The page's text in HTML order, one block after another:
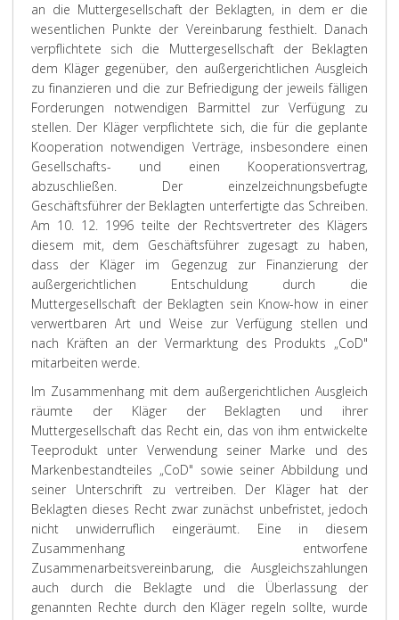
an die Muttergesellschaft der Beklagten, in dem er die
wesentlichen Punkte der Vereinbarung festhielt. Danach
verpflichtete sich die Muttergesellschaft der Beklagten
dem Kläger gegenüber, den außergerichtlichen Ausgleich
zu finanzieren und die zur Befriedigung der jeweils fälligen
Forderungen notwendigen Barmittel zur Verfügung zu
stellen. Der Kläger verpflichtete sich, die für die geplante
Kooperation notwendigen Verträge, insbesondere einen
Gesellschafts- und einen Kooperationsvertrag,
abzuschließen. Der einzelzeichnungsbefugte
Geschäftsführer der Beklagten unterfertigte das Schreiben.
Am 10. 12. 1996 teilte der Rechtsvertreter des Klägers
diesem mit, dem Geschäftsführer zugesagt zu haben,
dass der Kläger im Gegenzug zur Finanzierung der
außergerichtlichen Entschuldung durch die
Muttergesellschaft der Beklagten sein Know-how in einer
verwertbaren Art und Weise zur Verfügung stellen und
nach Kräften an der Vermarktung des Produkts „CoD"
mitarbeiten werde.
Im Zusammenhang mit dem außergerichtlichen Ausgleich
räumte der Kläger der Beklagten und ihrer
Muttergesellschaft das Recht ein, das von ihm entwickelte
Teeprodukt unter Verwendung seiner Marke und des
Markenbestandteiles „CoD" sowie seiner Abbildung und
seiner Unterschrift zu vertreiben. Der Kläger hat der
Beklagten dieses Recht zwar zunächst unbefristet, jedoch
nicht unwiderruflich eingeräumt. Eine in diesem
Zusammenhang entworfene
Zusammenarbeitsvereinbarung, die Ausgleichszahlungen
auch durch die Beklagte und die Überlassung der
genannten Rechte durch den Kläger regeln sollte, wurde